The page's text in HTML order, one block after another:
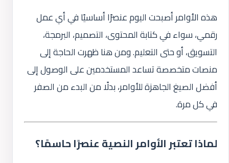
هذه الأوامر أصبحت اليوم عنصرًا أساسيًا في أي عمل
رقمي، سواء في كتابة المحتوى، التصميم، البرمجة،
التسويق، أو حتى التعليم. ومن هنا ظهرت الحاجة إلى
منصات متخصصة تساعد المستخدمين على الوصول إلى
أفضل الصيغ الجاهزة للأوامر، بدلًا من البدء من الصفر
في كل مرة.
لماذا تعتبر الأوامر النصية عنصرًا حاسمًا؟